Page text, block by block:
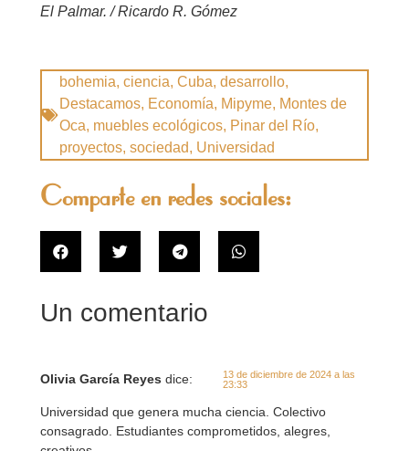
El Palmar. / Ricardo R. Gómez
bohemia, ciencia, Cuba, desarrollo,
Destacamos, Economía, Mipyme, Montes de
Oca, muebles ecológicos, Pinar del Río,
proyectos, sociedad, Universidad
Comparte en redes sociales:
Un comentario
Olivia García Reyes dice:
13 de diciembre de 2024 a las
23:33
Universidad que genera mucha ciencia. Colectivo
consagrado. Estudiantes comprometidos, alegres,